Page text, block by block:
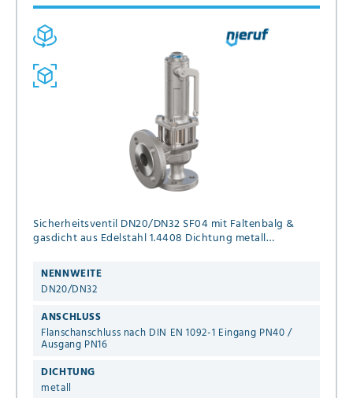
Sicherheitsventil DN20/DN32 SF04 mit Faltenbalg &
gasdicht aus Edelstahl 1.4408 Dichtung metall
NENNWEITE
DN20/DN32
ANSCHLUSS
Flanschanschluss nach DIN EN 1092-1 Eingang PN40 /
Ausgang PN16
DICHTUNG
metall